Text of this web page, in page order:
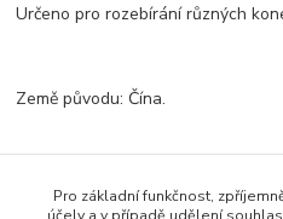
Určeno pro rozebírání různých
Země původu: Čína.
Zboží zařazeno v
Pro základní funkčnost,